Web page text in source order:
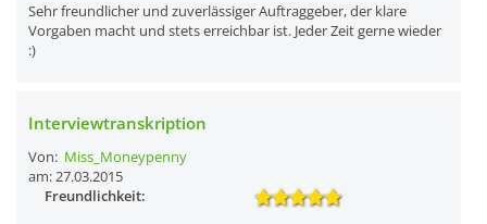
Sehr freundlicher und zuverlässiger Auftraggeber, der klare
Vorgaben macht und stets erreichbar ist. Jeder Zeit gerne wieder
:)
Interviewtranskription
Von: Miss_Moneypenny
am: 27.03.2015
Freundlichkeit: